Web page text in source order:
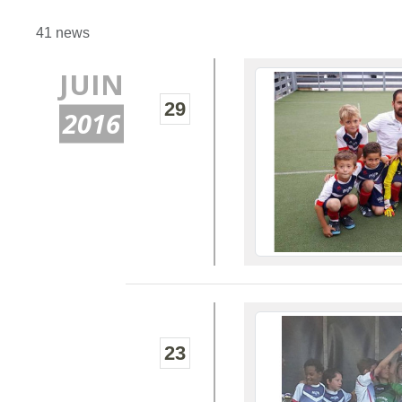
41 news
JUIN
2016 29
23